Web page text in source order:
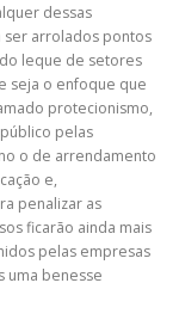
dessas
arrolados pontos
leque de setores
seja o enfoque que
protecionismo,
pelas
o de arrendamento
e,
penalizar as
ficarão ainda mais
pelas empresas
uma benesse